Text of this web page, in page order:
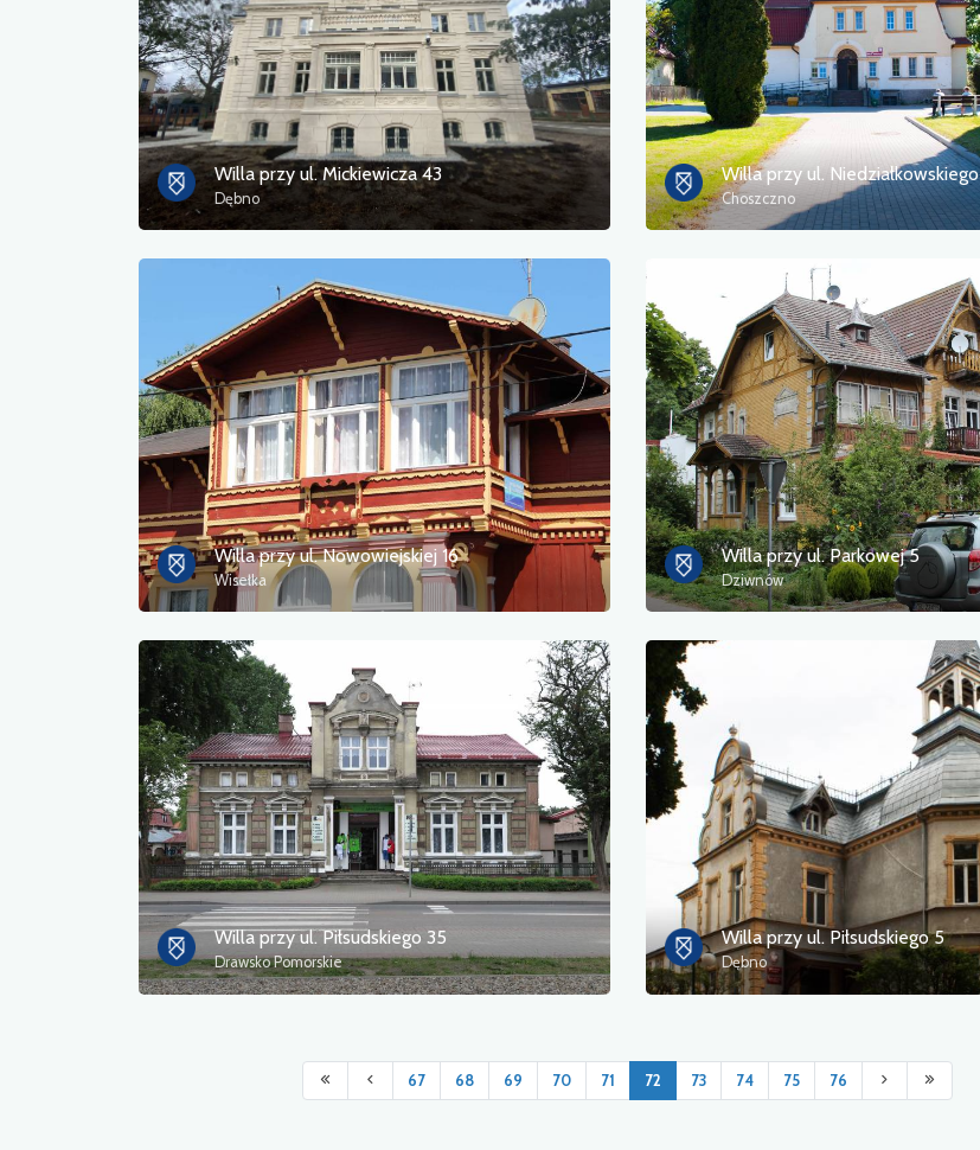
Willa przy ul. Mickiewicza 43
Dębno
Willa przy ul. Niedziałkowskiego
Choszczno
Willa przy ul. Nowowiejskiej 16
Wisełka
Willa przy ul. Parkowej 5
Dziwnów
Willa przy ul. Piłsudskiego 35
Drawsko Pomorskie
Willa przy ul. Piłsudskiego 5
Dębno
67 68 69 70 71 72 73 74 75 76